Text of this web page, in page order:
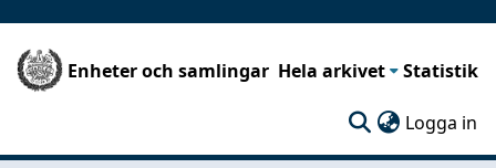
Enheter och samlingar Hela arkivet Statistik
Logga in